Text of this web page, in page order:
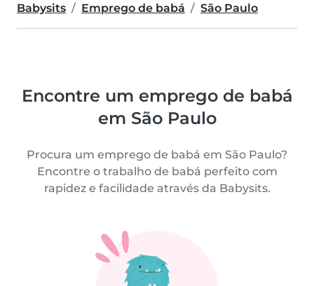
Babysits Emprego de babá São Paulo
Encontre um emprego de babá
em São Paulo
Procura um emprego de babá em São Paulo?
Encontre o trabalho de babá perfeito com
rapidez e facilidade através da Babysits.